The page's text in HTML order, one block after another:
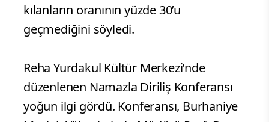
kılanların oranının yüzde 30’u
geçmediğini söyledi.
Reha Yurdakul Kültür Merkezi’nde
düzenlenen Namazla Diriliş Konferansı
yoğun ilgi gördü. Konferansı, Burhaniye